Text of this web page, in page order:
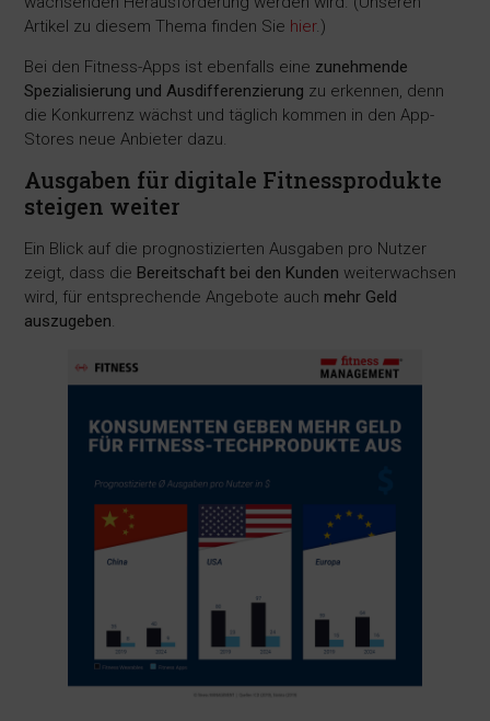
Artikel zu diesem Thema finden Sie hier.)
Bei den Fitness-Apps ist ebenfalls eine zunehmende
Spezialisierung und Ausdifferenzierung zu erkennen, denn
die Konkurrenz wächst und täglich kommen in den App-
Stores neue Anbieter dazu.
Ausgaben für digitale Fitnessprodukte
steigen weiter
Ein Blick auf die prognostizierten Ausgaben pro Nutzer
zeigt, dass die Bereitschaft bei den Kunden weiterwachsen
wird, für entsprechende Angebote auch mehr Geld
auszugeben.